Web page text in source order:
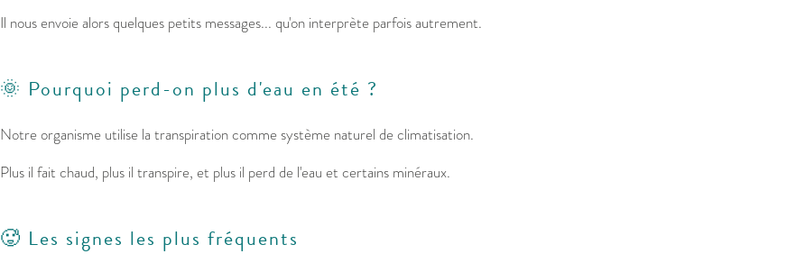
Il nous envoie alors quelques petits messages... qu'on interprète parfois autrement.
🌞 Pourquoi perd-on plus d'eau en été ?
Notre organisme utilise la transpiration comme système naturel de climatisation.
Plus il fait chaud, plus il transpire, et plus il perd de l'eau et certains minéraux.
🥵 Les signes les plus fréquents